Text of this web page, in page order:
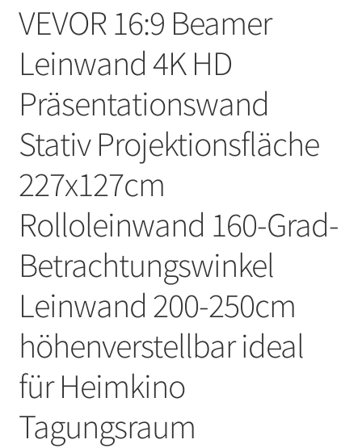
VEVOR 16:9 Beamer
Leinwand 4K HD
Präsentationswand
Stativ Projektionsfläche
227x127cm
Rolloleinwand ​160-Grad-
Betrachtungswinkel
Leinwand 200-250cm
höhenverstellbar ideal
für Heimkino
Tagungsraum